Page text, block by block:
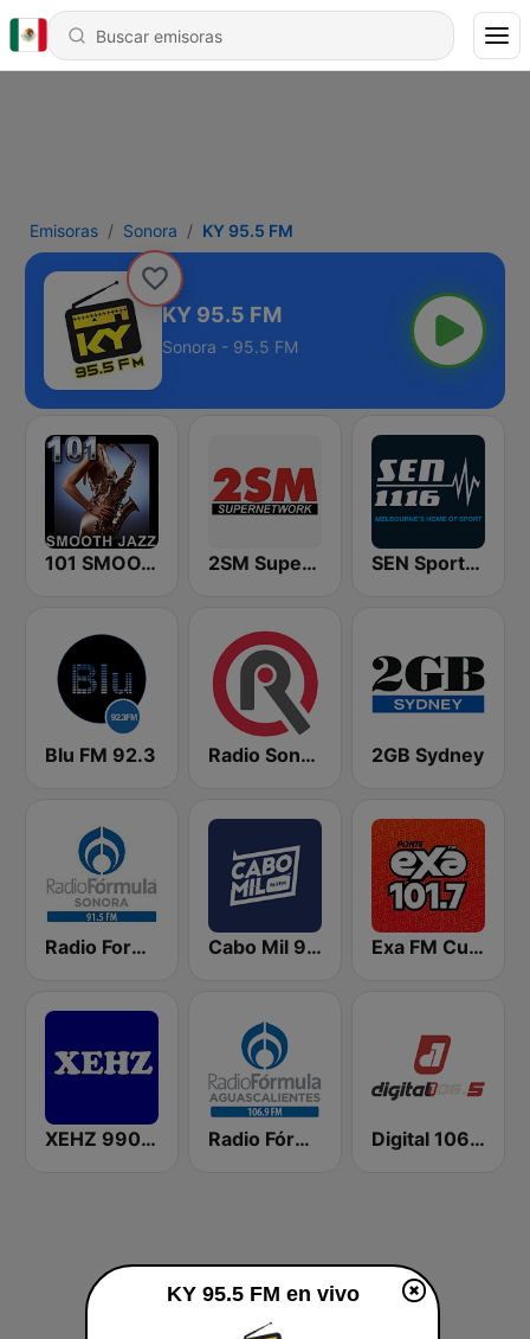
Emisoras Sonora KY 95.5 FM
KY 95.5 FM
Sonora - 95.5 FM
101 SMOOTH JAZZ 2SM Super Radio SEN Sports 1116 AM
Blu FM 92.3 Radio Sonora 2GB Sydney
Radio Formula 91.5 FM Cabo Mil 96.3 FM Exa FM Culiacán
XEHZ 990 AM La Paz Radio Fórmula 106.9 FM Digital 106.5 FM
KY 95.5 FM en vivo